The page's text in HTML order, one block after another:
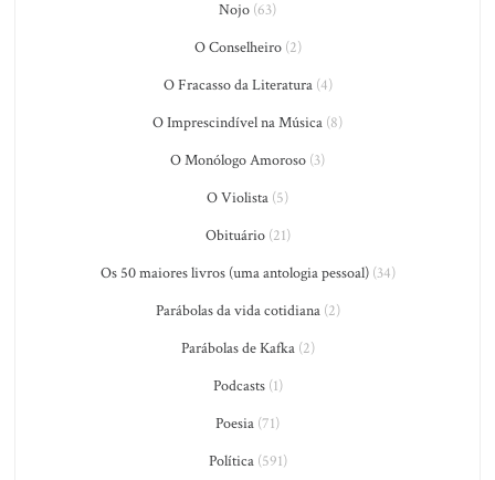
Nojo (63)
O Conselheiro(2)
O Fracasso da Literatura(4)
O Imprescindível na Música (8)
O Monólogo Amoroso (3)
O Violista (5)
Obituário(21)
Os 50 maiores livros (uma antologia pessoal)(34)
Parábolas da vida cotidiana(2)
Parábolas de Kafka(2)
Podcasts(1)
Poesia (71)
Política(591)